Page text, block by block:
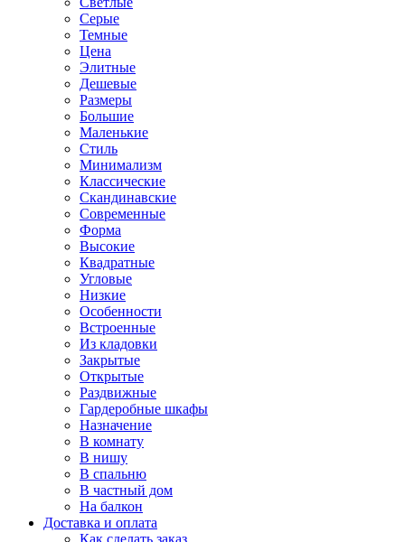
Серые
Темные
Цена
Элитные
Дешевые
Размеры
Большие
Маленькие
Стиль
Минимализм
Классические
Скандинавские
Современные
Форма
Высокие
Квадратные
Угловые
Низкие
Особенности
Встроенные
Из кладовки
Закрытые
Открытые
Раздвижные
Гардеробные шкафы
Назначение
В комнату
В нишу
В спальню
В частный дом
На балкон
Доставка и оплата
Как сделать заказ